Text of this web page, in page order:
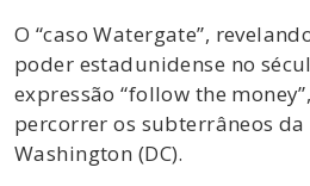
O “caso Watergate”,
poder estadunidense no
expressão “follow the
percorrer os subterrâneos
Washington (DC).